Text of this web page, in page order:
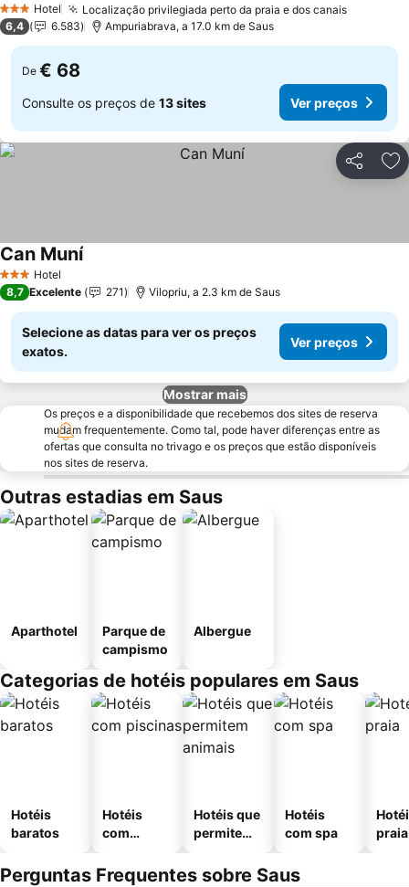
3 EstrelasHotel Localização privilegiada perto da praia e dos canais
6,4 6.583 Ampuriabrava, a 17.0 km de Saus
De € 68
Consulte os preços de 13 sites Ver preços
Partilhar
3 EstrelasHotel
Can Muní
8,7 Excelente 271 Vilopriu, a 2.3 km de Saus
Selecione as datas para ver os preços
exatos.
Ver preços
Mostrar mais
Os preços e a disponibilidade que recebemos dos sites de reserva
mudam frequentemente. Como tal, pode haver diferenças entre as
ofertas que consulta no trivago e os preços que estão disponíveis
nos sites de reserva.
Outras estadias em Saus
Aparthotel
Parque de
campismo
Albergue
Categorias de hotéis populares em Saus
Hotéis
baratos
Hotéis
com
Hotéis que
permitem
Hotéis
com spa
praia
Perguntas Frequentes sobre Saus